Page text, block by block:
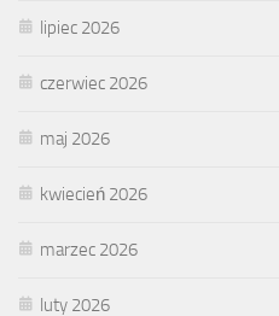
lipiec 2026
czerwiec 2026
maj 2026
kwiecień 2026
marzec 2026
luty 2026